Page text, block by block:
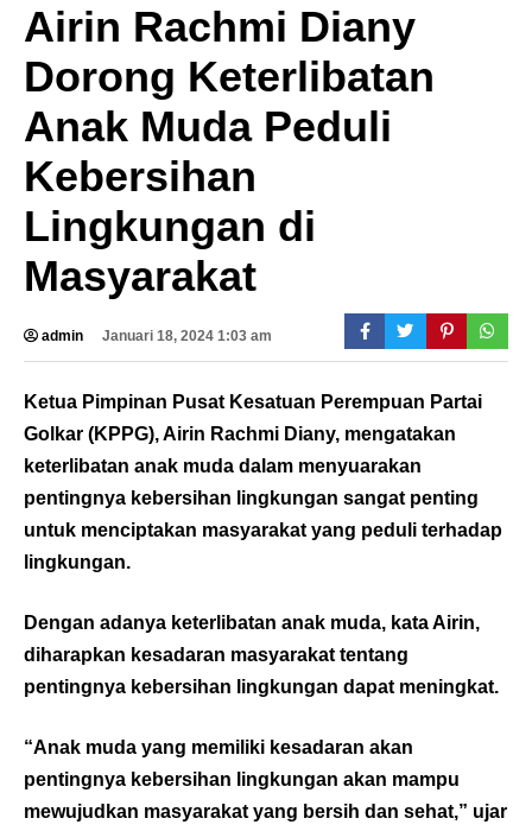
Airin Rachmi Diany
Dorong Keterlibatan
Anak Muda Peduli
Kebersihan
Lingkungan di
Masyarakat
admin Januari 18, 2024 1:03 am
Ketua Pimpinan Pusat Kesatuan Perempuan Partai
Golkar (KPPG), Airin Rachmi Diany, mengatakan
keterlibatan anak muda dalam menyuarakan
pentingnya kebersihan lingkungan sangat penting
untuk menciptakan masyarakat yang peduli terhadap
lingkungan.
Dengan adanya keterlibatan anak muda, kata Airin,
diharapkan kesadaran masyarakat tentang
pentingnya kebersihan lingkungan dapat meningkat.
“Anak muda yang memiliki kesadaran akan
pentingnya kebersihan lingkungan akan mampu
mewujudkan masyarakat yang bersih dan sehat,” ujar